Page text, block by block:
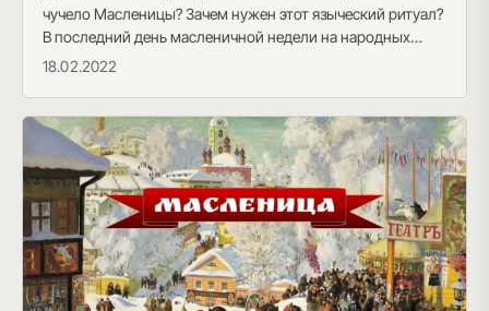
чучело Масленицы? Зачем нужен этот языческий ритуал?
В последний день масленичной недели на народных…
18.02.2022